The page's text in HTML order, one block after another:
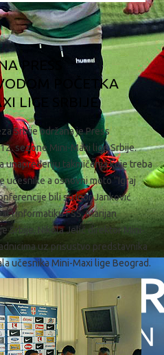
PRESS
POČETKA
LIGE SRBIJE
Srbije održana je Press
sezone Mini-Maxi lige Srbije.
unapređenju takmičenja koje treba
učesnike a osnovni moto ''Igraj
bili su Igor Janković
i informatiku FSS, Marijan
Srbije, Nikola Jelić direktor Mini-
uz prisustvo predstavnika
učesnika Mini-Maxi lige Beograd.